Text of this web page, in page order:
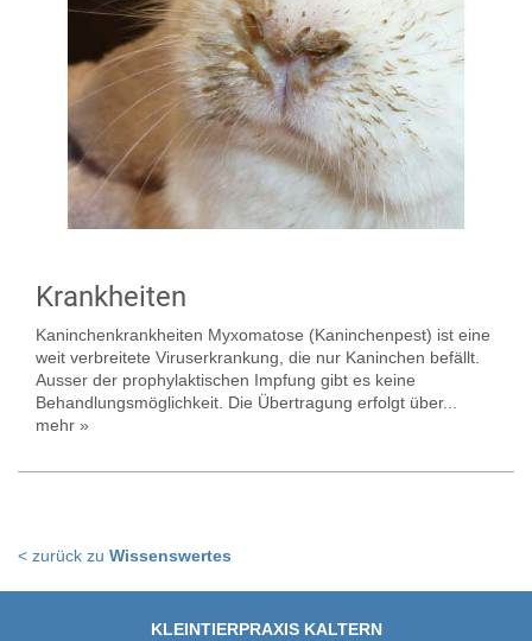
Krankheiten
Kaninchenkrankheiten Myxomatose (Kaninchenpest) ist eine
weit verbreitete Viruserkrankung, die nur Kaninchen befällt.
Ausser der prophylaktischen Impfung gibt es keine
Behandlungsmöglichkeit. Die Übertragung erfolgt über...
mehr »
< zurück zu Wissenswertes
KLEINTIERPRAXIS KALTERN